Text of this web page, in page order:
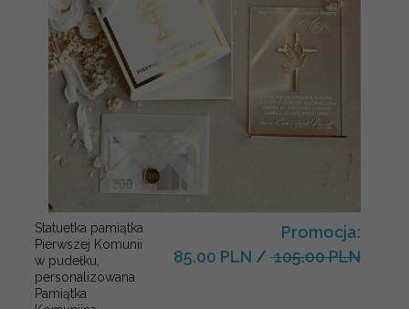
Statuetka pamiątka
Pierwszej Komunii
w pudełku,
personalizowana
Pamiątka
Promocja:
85.00 PLN / 105.00 PLN